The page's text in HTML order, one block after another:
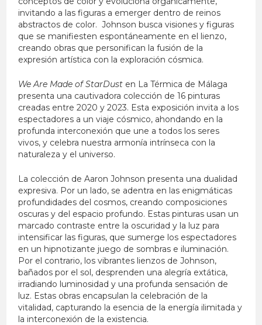
invitando a las figuras a emerger dentro de reinos
abstractos de color. Johnson busca visiones y figuras
que se manifiesten espontáneamente en el lienzo,
creando obras que personifican la fusión de la
expresión artística con la exploración cósmica.
We Are Made of StarDust en La Térmica de Málaga
presenta una cautivadora colección de 16 pinturas
creadas entre 2020 y 2023. Esta exposición invita a los
espectadores a un viaje cósmico, ahondando en la
profunda interconexión que une a todos los seres
vivos, y celebra nuestra armonía intrínseca con la
naturaleza y el universo.
La colección de Aaron Johnson presenta una dualidad
expresiva. Por un lado, se adentra en las enigmáticas
profundidades del cosmos, creando composiciones
oscuras y del espacio profundo. Estas pinturas usan un
marcado contraste entre la oscuridad y la luz para
intensificar las figuras, que sumerge los espectadores
en un hipnotizante juego de sombras e iluminación.
Por el contrario, los vibrantes lienzos de Johnson,
bañados por el sol, desprenden una alegría extática,
irradiando luminosidad y una profunda sensación de
luz. Estas obras encapsulan la celebración de la
vitalidad, capturando la esencia de la energía ilimitada y
la interconexión de la existencia.